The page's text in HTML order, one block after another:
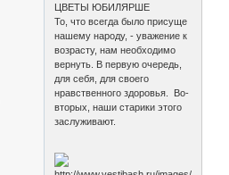
ЦВЕТЫ ЮБИЛЯРШЕ
То, что всегда было присуще
нашему народу, - уважение к
возрасту, нам необходимо
вернуть. В первую очередь,
для себя, для своего
нравственного здоровья. Во-
вторых, наши старики этого
заслуживают.